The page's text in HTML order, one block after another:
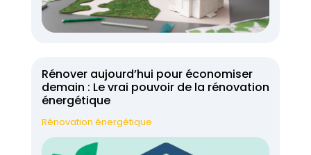
Rénover aujourd’hui pour économiser
demain : Le vrai pouvoir de la rénovation
énergétique
Rénovation énergétique